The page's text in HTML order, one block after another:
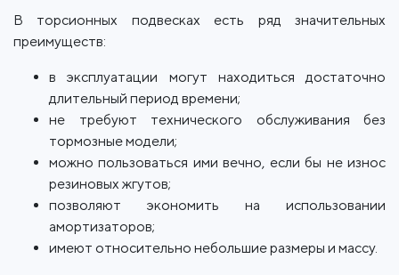
В торсионных подвесках есть ряд значительных
преимуществ:
в эксплуатации могут находиться достаточно
длительный период времени;
не требуют технического обслуживания без
тормозные модели;
можно пользоваться ими вечно, если бы не износ
резиновых жгутов;
позволяют экономить на использовании
амортизаторов;
имеют относительно небольшие размеры и массу.